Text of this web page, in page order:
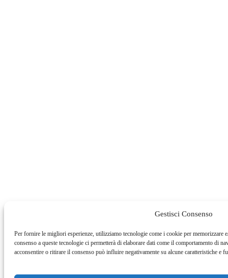
Gestisci Consenso
Per fornire le migliori esperienze, utilizziamo tecnologie come i cookie per memorizzare
consenso a queste tecnologie ci permetterà di elaborare dati come il comportamento di
acconsentire o ritirare il consenso può influire negativamente su alcune caratteristiche e